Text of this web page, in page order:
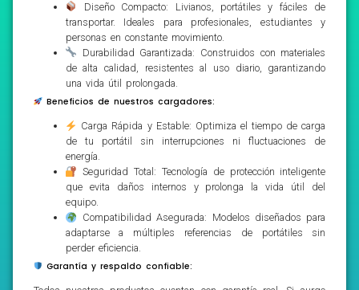
Diseño Compacto: Livianos, portátiles y fáciles de
transportar. Ideales para profesionales, estudiantes y
personas en constante movimiento.
Durabilidad Garantizada: Construidos con materiales
de alta calidad, resistentes al uso diario, garantizando
una vida útil prolongada.
Beneficios de nuestros cargadores:
Carga Rápida y Estable: Optimiza el tiempo de carga
de tu portátil sin interrupciones ni fluctuaciones de
energía.
Seguridad Total: Tecnología de protección inteligente
que evita daños internos y prolonga la vida útil del
equipo.
Compatibilidad Asegurada: Modelos diseñados para
adaptarse a múltiples referencias de portátiles sin
perder eficiencia.
Garantía y respaldo confiable: